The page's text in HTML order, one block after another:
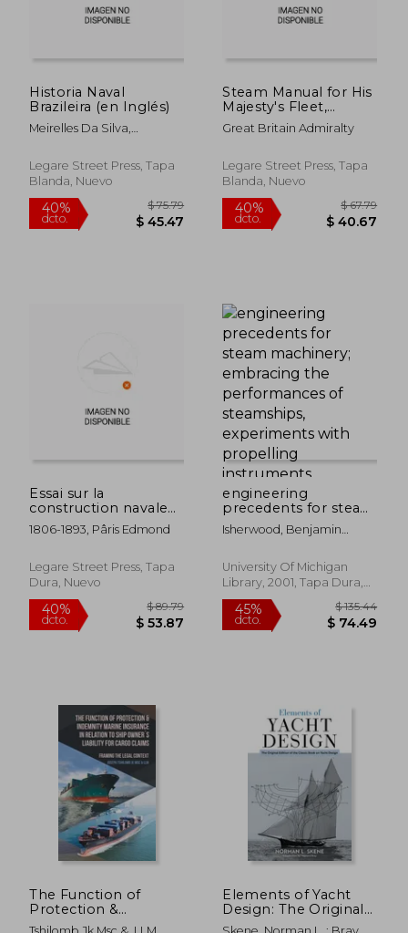
40% 40%
dcto.
Historia Naval
Brazileira (en Inglés)
Meirelles Da Silva,
Legare Street Press, Tapa
Blanda, Nuevo
Steam Manual for His
Majesty's Fleet,
Containing
Regulations and
to the Machinery of
His Majesty's Ships.
(en Inglés)
Great Britain Admiralty
Legare Street Press, Tapa
Blanda, Nuevo
Essai sur la
construction navale
des peuples extra-
européens: Ou,
et pirogues construits
par les habitants de
Francés)
1806-1893, Pâris Edmond
Legare Street Press, Tapa
Dura, Nuevo
engineering
precedents for steam
machinery;
embracing the
steamships,
experiments with
instruments,
condensers, boilers,
Isherwood, Benjamin
University Of Michigan
Library, 2001, Tapa Dura,
Nuevo
The Function of
Protection &
Indemnity Marine
Elements of Yacht
Design: The Original
Edition of the Classic